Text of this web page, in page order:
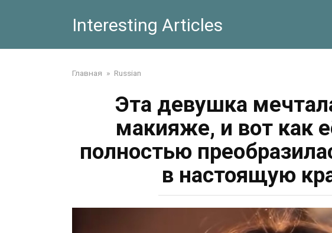
Interesting Articles
Главная » Russian
Эта девушка
макияже, и вот как
полностью
в настоящую